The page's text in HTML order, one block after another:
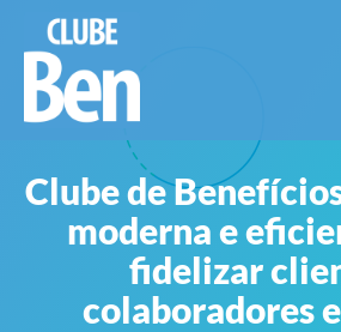
Clube de
moderna e
fidelizar
colaboradores